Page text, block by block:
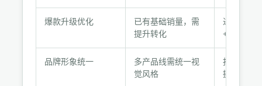
爆款升级优化
已有基础销量，需
提升转化
进阶套餐
+15详情
品牌形象统一
多产品线需统一视
觉风格
批量套餐
摄+修图